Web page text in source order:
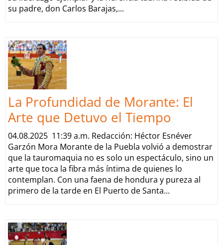
su padre, don Carlos Barajas,...
La Profundidad de Morante: El
Arte que Detuvo el Tiempo
04.08.2025 11:39 a.m. Redacción: Héctor Esnéver
Garzón Mora Morante de la Puebla volvió a demostrar
que la tauromaquia no es solo un espectáculo, sino un
arte que toca la fibra más íntima de quienes lo
contemplan. Con una faena de hondura y pureza al
primero de la tarde en El Puerto de Santa...